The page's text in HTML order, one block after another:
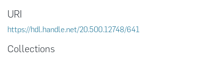
URI
https://hdl.handle.net/20.500.12748/641
Collections